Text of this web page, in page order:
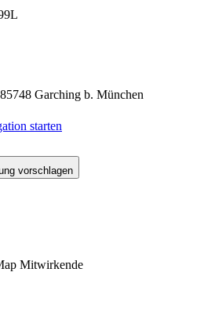
Garching b. München
starten
vorschlagen
Mitwirkende